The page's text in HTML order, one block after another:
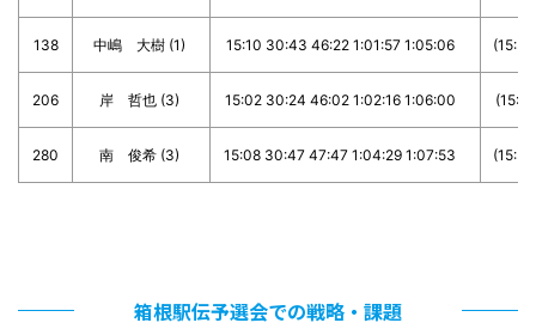
138 中嶋 大樹 (1) 15:10 30:43 46:22 1:01:57 1:05:06
206 岸 哲也 (3) 15:02 30:24 46:02 1:02:16 1:06:00
280 南 俊希 (3) 15:08 30:47 47:47 1:04:29 1:07:53
箱根駅伝予選会での戦略・課題